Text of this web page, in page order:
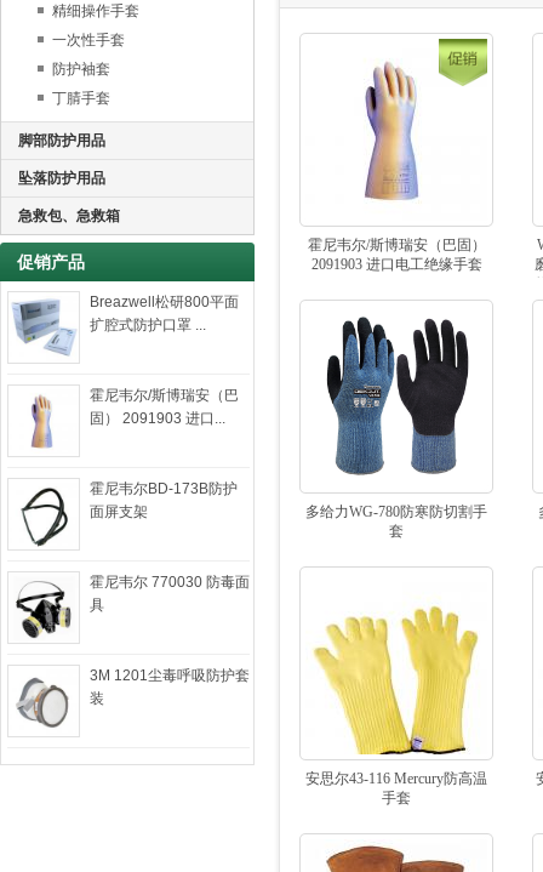
精细操作手套
一次性手套
防护袖套
丁腈手套
脚部防护用品
坠落防护用品
急救包、急救箱
促销产品
Breazwell松研800平面
扩腔式防护口罩 ...
霍尼韦尔/斯博瑞安（巴
固） 2091903 进口...
霍尼韦尔BD-173B防护
面屏支架
霍尼韦尔 770030 防毒面
具
3M 1201尘毒呼吸防护套
装
霍尼韦尔/斯博瑞安（巴固）
2091903 进口电工绝缘手套
多给力WG-780防寒防切割手
套
安思尔43-116 Mercury防高温
手套